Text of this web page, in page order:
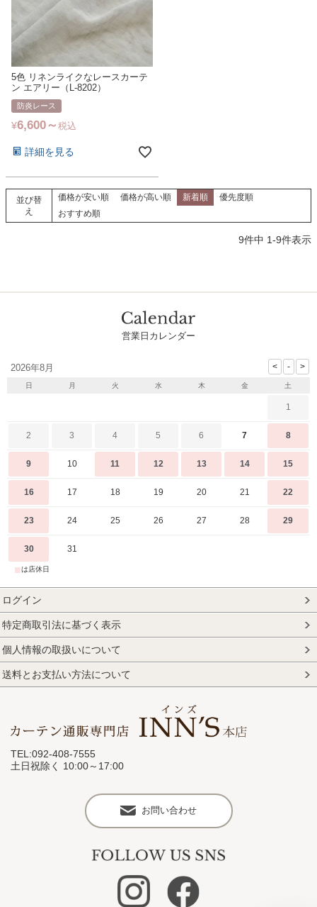
5色 リネンライクなレースカーテ
ン エアリー（L-8202）
防炎レース
¥6,600 税込
詳細を見る
並び替
え
価格が安い順 価格が高い順 新着順
優先度順
おすすめ順
9件中 1-9件表示
営業日カレンダー
2026年8月
日 月 火 水 木 金 土
1
2 3 4 5 6 7 8
9 10 11 12 13 14 15
16 17 18 19 20 21 22
23 24 25 26 27 28 29
30 31
■は店休日
ログイン
特定商取引法に基づく表示
個人情報の取扱いについて
送料とお支払い方法について
TEL:092-408-7555
土日祝除く 10:00～17:00
お問い合わせ